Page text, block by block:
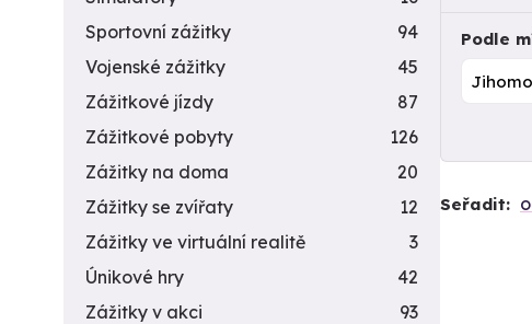
Podle
Seřadit:
Sportovní zážitky
94
Vojenské zážitky
45
Zážitkové jízdy
87
Zážitkové pobyty
126
Zážitky na doma
20
Zážitky se zvířaty
12
Zážitky ve virtuální realitě
3
Únikové hry
42
Zážitky v akci
93